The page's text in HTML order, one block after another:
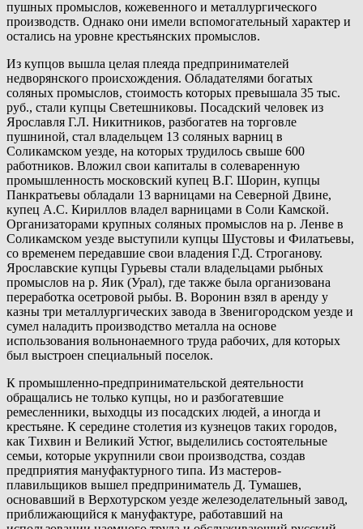
пушных промыслов, кожевенного и металлургического
производств. Однако они имели вспомогательный характер и
остались на уровне крестьянских промыслов.
Из купцов вышла целая плеяда предпринимателей
недворянского происхождения. Обладателями богатых
соляных промыслов, стоимость которых превышала 35 тыс.
руб., стали купцы Светешниковы. Посадский человек из
Ярославля Г.Л. Никитников, разбогатев на торговле
пушниной, стал владельцем 13 соляных варниц в
Соликамском уезде, на которых трудилось свыше 600
работников. Вложил свои капиталы в солеваренную
промышленность московский купец В.Г. Шорин, купцы
Панкратьевы обладали 13 варницами на Северной Двине,
купец A.C. Кириллов владел варницами в Соли Камской.
Организаторами крупных соляных промыслов на р. Ленве в
Соликамском уезде выступили купцы Шустовы и Филатьевы,
со временем передавшие свои владения Г.Д. Строганову.
Ярославские купцы Гурьевы стали владельцами рыбных
промыслов на р. Яик (Урал), где также была организована
переработка осетровой рыбы. В. Воронин взял в аренду у
казны три металлургических завода в Звенигородском уезде и
сумел наладить производство металла на основе
использования вольнонаемного труда рабочих, для которых
был выстроен специальный поселок.
К промышленно-предпринимательской деятельности
обращались не только купцы, но и разбогатевшие
ремесленники, выходцы из посадских людей, а иногда и
крестьяне. К середине столетия из кузнецов таких городов,
как Тихвин и Великий Устюг, выделились состоятельные
семьи, которые укрупнили свои производства, создав
предприятия мануфактурного типа. Из мастеров-
плавильщиков вышел предприниматель Д. Тумашев,
основавший в Верхотурском уезде железоделательный завод,
приближающийся к мануфактуре, работавший на